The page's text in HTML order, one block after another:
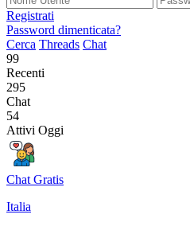
Registrati
Password dimenticata?
Cerca Threads Chat
99
Recenti
295
Chat
54
Attivi Oggi
Chat Gratis
Italia